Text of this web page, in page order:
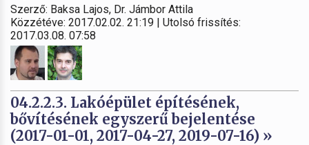
Szerző: Baksa Lajos, Dr. Jámbor Attila
Közzétéve: 2017.02.02. 21:19 | Utolsó frissítés:
2017.03.08. 07:58
04.2.2.3. Lakóépület építésének,
bővítésének egyszerű bejelentése
(2017-01-01, 2017-04-27, 2019-07-16) »